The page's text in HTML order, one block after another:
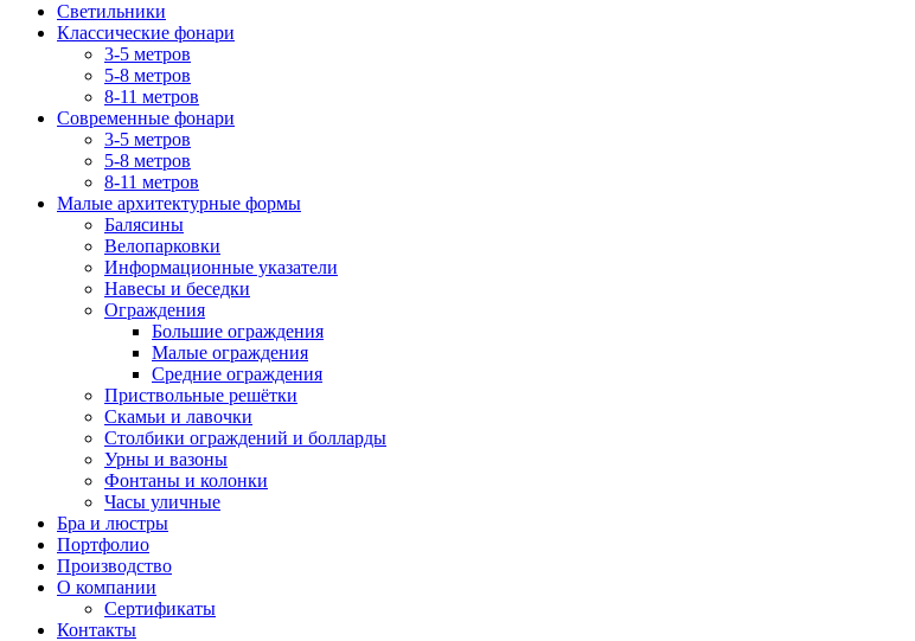
Светильники
Классические фонари
3-5 метров
5-8 метров
8-11 метров
Современные фонари
3-5 метров
5-8 метров
8-11 метров
Малые архитектурные формы
Балясины
Велопарковки
Информационные указатели
Навесы и беседки
Ограждения
Большие ограждения
Малые ограждения
Средние ограждения
Приствольные решётки
Скамьи и лавочки
Столбики ограждений и болларды
Урны и вазоны
Фонтаны и колонки
Часы уличные
Бра и люстры
Портфолио
Производство
О компании
Сертификаты
Контакты